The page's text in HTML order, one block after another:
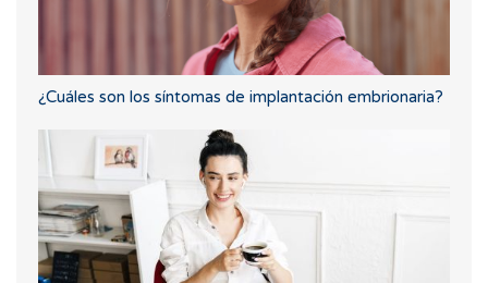
¿Cuáles son los síntomas de implantación embrionaria?